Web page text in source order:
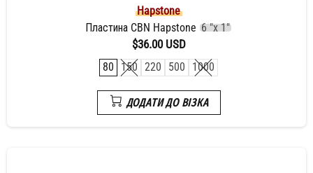
Hapstone
Пластина CBN Hapstone 6 "x 1"
$36.00 USD
80 150 220 500 1000
ДОДАТИ ДО ВІЗКА